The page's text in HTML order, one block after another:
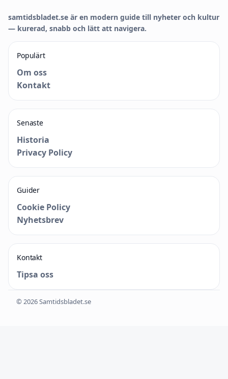
samtidsbladet.se är en modern guide till nyheter och kultur
— kurerad, snabb och lätt att navigera.
Populärt
Om oss
Kontakt
Senaste
Historia
Privacy Policy
Guider
Cookie Policy
Nyhetsbrev
Kontakt
Tipsa oss
© 2026 Samtidsbladet.se